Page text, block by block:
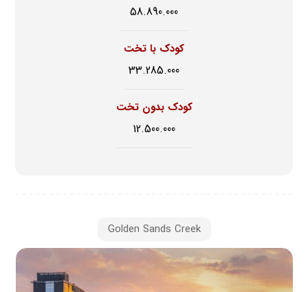
58.890.000
کودک با تخت
33.285.000
کودک بدون تخت
12.500.000
Golden Sands Creek